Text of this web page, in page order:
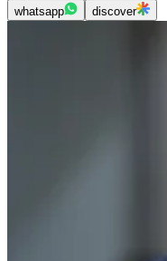
whatsapp discover